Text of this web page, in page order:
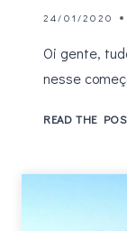
24/01/2020
Oi gente,
nesse
READ THE